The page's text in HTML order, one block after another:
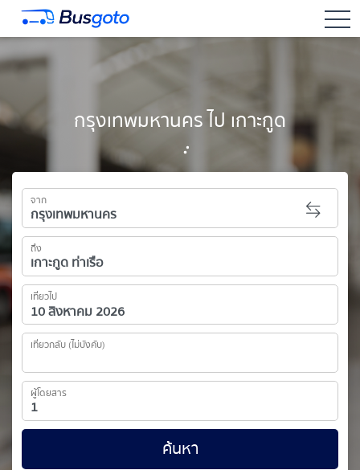
กรุงเทพมหานคร ไป เกาะกูด
จาก
ถึง
เที่ยวไป
เที่ยวกลับ (ไม่บังคับ)
ผู้โดยสาร
ค้นหา